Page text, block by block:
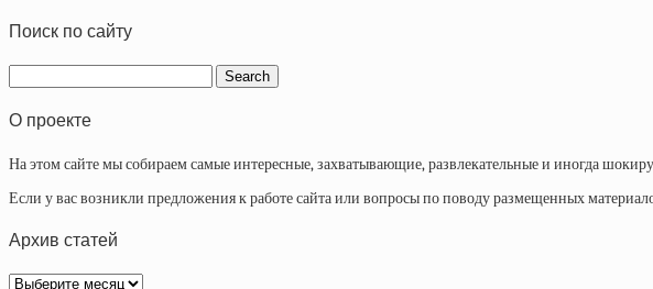
Поиск по сайту
О проекте
На этом сайте мы собираем самые интересные, захватывающие, развлекательные и иногда
Если у вас возникли предложения к работе сайта или вопросы по поводу размещенных
Архив статей
Архив